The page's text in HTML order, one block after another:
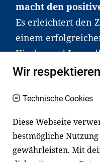
macht den
Es erleichtert den
einem
Kinder und
haben aber große
an Familien sowie
Lehrer*innen und
mit Ministerien,
Wir
Technische Cookies
Diese Webseite
bestmögliche
gewährleisten. Mit